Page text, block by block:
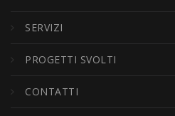
SERVIZI
PROGETTI SVOLTI
CONTATTI